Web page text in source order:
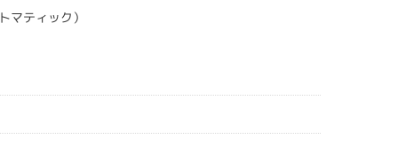
マティック）